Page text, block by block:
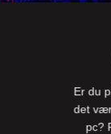
Er du
det
pc?